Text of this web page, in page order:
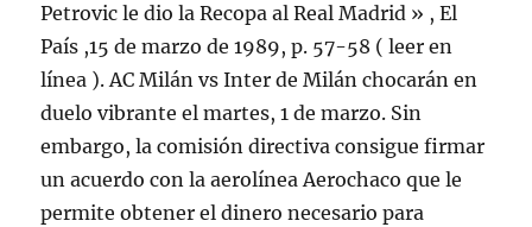
Petrovic le dio la Recopa al Real Madrid » , El
País ,15 de marzo de 1989, p. 57-58 ( leer en
línea ). AC Milán vs Inter de Milán chocarán en
duelo vibrante el martes, 1 de marzo. Sin
embargo, la comisión directiva consigue firmar
un acuerdo con la aerolínea Aerochaco que le
permite obtener el dinero necesario para